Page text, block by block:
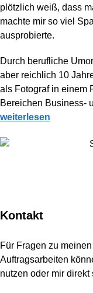
plötzlich weiß, dass
machte mir so viel
ausprobierte.
Durch berufliche
aber reichlich 10
als Fotograf in einem
Bereichen Business-
weiterlesen
Kontakt
Für Fragen zu
Auftragsarbeiten
nutzen oder mir